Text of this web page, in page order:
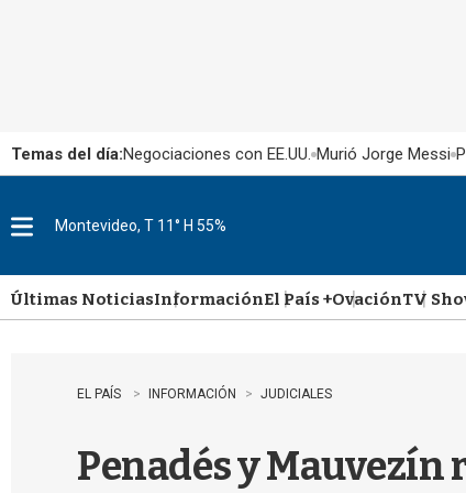
Temas del día:Negociaciones con EE.UU. Murió Jorge Messi
u
Montevideo, T 11° H 55%
Últimas NoticiasInformaciónEl País +OvaciónTV
EL PAÍS INFORMACIÓN JUDICIALES
Penadés y Mauvezín